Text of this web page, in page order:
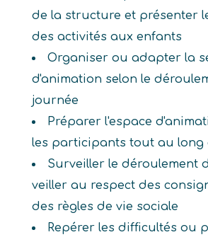
de la structure et présenter
des activités aux enfants
Organiser ou adapter la
d'animation selon le
journée
Préparer l'espace
les participants tout au long
Surveiller le déroulement
veiller au respect des
des règles de vie sociale
Repérer les difficultés ou